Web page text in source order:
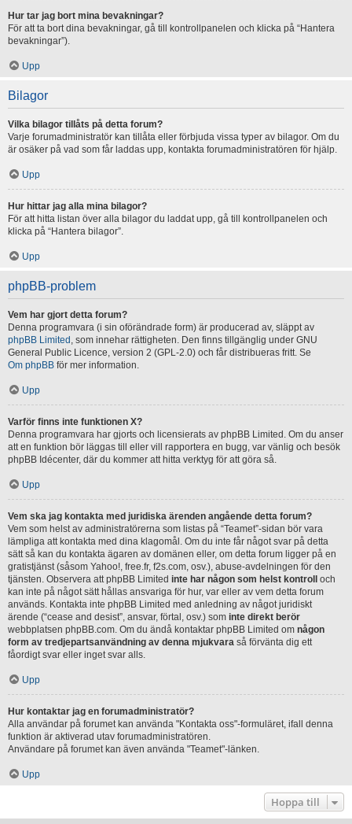
Hur tar jag bort mina bevakningar?
För att ta bort dina bevakningar, gå till kontrollpanelen och klicka på “Hantera
bevakningar”).
Upp
Bilagor
Vilka bilagor tillåts på detta forum?
Varje forumadministratör kan tillåta eller förbjuda vissa typer av bilagor. Om du
är osäker på vad som får laddas upp, kontakta forumadministratören för hjälp.
Upp
Hur hittar jag alla mina bilagor?
För att hitta listan över alla bilagor du laddat upp, gå till kontrollpanelen och
klicka på “Hantera bilagor”.
Upp
phpBB-problem
Vem har gjort detta forum?
Denna programvara (i sin oförändrade form) är producerad av, släppt av
phpBB Limited , som innehar rättigheten. Den finns tillgänglig under GNU
General Public Licence, version 2 (GPL-2.0) och får distribueras fritt. Se
Om phpBB för mer information.
Upp
Varför finns inte funktionen X?
Denna programvara har gjorts och licensierats av phpBB Limited. Om du anser
att en funktion bör läggas till eller vill rapportera en bugg, var vänlig och besök
phpBB Idécenter, där du kommer att hitta verktyg för att göra så.
Upp
Vem ska jag kontakta med juridiska ärenden angående detta forum?
Vem som helst av administratörerna som listas på “Teamet”-sidan bör vara
lämpliga att kontakta med dina klagomål. Om du inte får något svar på detta
sätt så kan du kontakta ägaren av domänen eller, om detta forum ligger på en
gratistjänst (såsom Yahoo!, free.fr, f2s.com, osv.), abuse-avdelningen för den
tjänsten. Observera att phpBB Limited inte har någon som helst kontroll
och
kan inte på något sätt hållas ansvariga för hur, var eller av vem detta forum
används. Kontakta inte phpBB Limited med anledning av något juridiskt
ärende (“cease and desist”, ansvar, förtal, osv.) som inte direkt berör
webbplatsen phpBB.com. Om du ändå kontaktar phpBB Limited om någon
form av tredjepartsanvändning av denna mjukvara så förvänta dig ett
fåordigt svar eller inget svar alls.
Upp
Hur kontaktar jag en forumadministratör?
Alla användar på forumet kan använda "Kontakta oss"-formuläret, ifall denna
funktion är aktiverad utav forumadministratören.
Användare på forumet kan även använda "Teamet"-länken.
Upp
Hoppa till